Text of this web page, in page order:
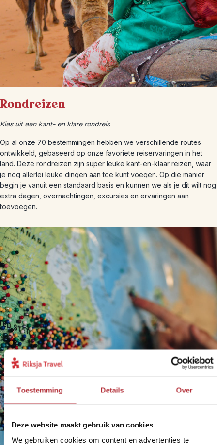
Toestemming Details Over
Deze website maakt gebruik van cookies
We gebruiken cookies om content en advertenties te
Rondreizen
Kies uit een kant- en klare rondreis
Op al onze 70 bestemmingen hebben we verschillende routes
ontwikkeld, gebaseerd op onze favoriete reiservaringen in het
land. Deze rondreizen zijn super leuke kant-en-klaar reizen, waar
je nog allerlei leuke dingen aan toe kunt voegen. Op die manier
begin je vanuit een standaard basis en kunnen we als je dit wilt nog
extra dagen, overnachtingen, excursies en ervaringen aan
toevoegen.